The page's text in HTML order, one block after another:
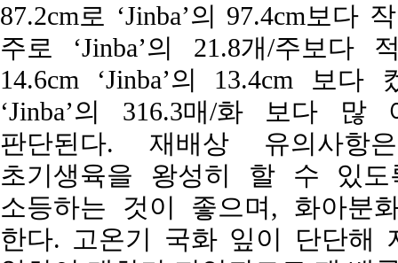
87.2cm로 ‘Jinba’의 97.4cm보다
주로 ‘Jinba’의 21.8개/주보다
14.6cm ‘Jinba’의 13.4cm 보
‘Jinba’의 316.3매/화 보다
판단된다. 재배상 유의사항
초기생육을 왕성히 할 수 있도
소등하는 것이 좋으며, 화아분
한다. 고온기 국화 잎이 단단해